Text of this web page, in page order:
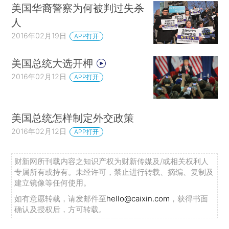
美国华裔警察为何被判过失杀
人
2016年02月19日 APP打开
美国总统大选开柙
2016年02月12日 APP打开
美国总统怎样制定外交政策
2016年02月12日 APP打开
财新网所刊载内容之知识产权为财新传媒及/或相关权利人
专属所有或持有。未经许可，禁止进行转载、摘编、复制及
建立镜像等任何使用。
如有意愿转载，请发邮件至hello@caixin.com ，获得书面
确认及授权后，方可转载。